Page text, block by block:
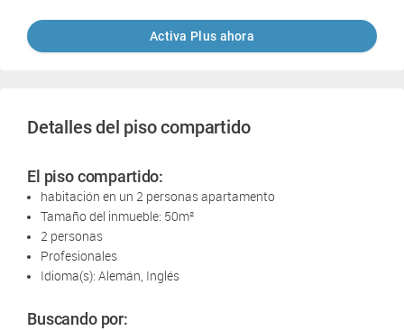
Activa Plus ahora
Detalles del piso compartido
El piso compartido:
habitación en un 2 personas apartamento
Tamaño del inmueble: 50m²
2 personas
Profesionales
Idioma(s): Alemán, Inglés
Buscando por: